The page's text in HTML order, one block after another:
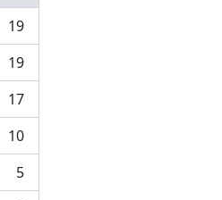
19
19
17
10
5